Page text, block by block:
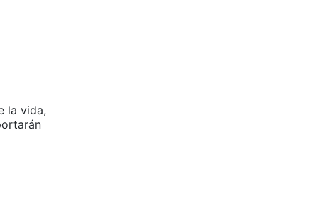
la vida,